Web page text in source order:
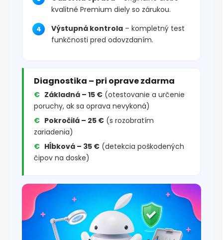
kvalitné Premium diely so zárukou.
Výstupná kontrola – kompletný test
funkčnosti pred odovzdaním.
Diagnostika – pri oprave zdarma
Základná – 15 € (otestovanie a určenie
poruchy, ak sa oprava nevykoná)
Pokročilá – 25 € (s rozobratím
zariadenia)
Hĺbková – 35 € (detekcia poškodených
čipov na doske)